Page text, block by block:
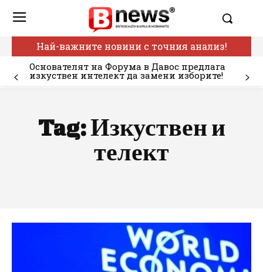
Най-важните новини с точния анализ!
Основателят на Форума в Давос предлага
изкуствен интелект да замени изборите!
Tag:Изкуствен и
телект